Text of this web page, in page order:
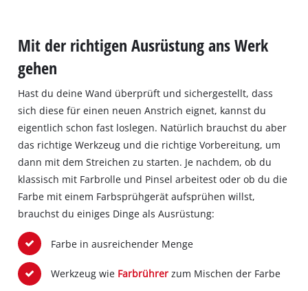
Mit der richtigen Ausrüstung ans Werk
gehen
Hast du deine Wand überprüft und sichergestellt, dass
sich diese für einen neuen Anstrich eignet, kannst du
eigentlich schon fast loslegen. Natürlich brauchst du aber
das richtige Werkzeug und die richtige Vorbereitung, um
dann mit dem Streichen zu starten. Je nachdem, ob du
klassisch mit Farbrolle und Pinsel arbeitest oder ob du die
Farbe mit einem Farbsprühgerät aufsprühen willst,
brauchst du einiges Dinge als Ausrüstung:
Farbe in ausreichender Menge
Werkzeug wie Farbrührer zum Mischen der Farbe